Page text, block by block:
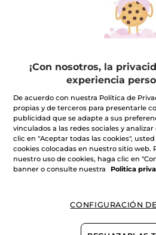
Para cualquier cuestión, puede
ESPECIFICOS
ANTI-EDAD
COMPLETA TUS
*La duración de nuestros
TRATAMIENTOS
¡Con nosotros, la
experiencia
De acuerdo con nuestra Política de
propias y de terceros para presentarle
publicidad que se adapte a sus
vinculados a las redes sociales y
clic en "Aceptar todas las cookies",
cookies colocadas en nuestro sitio web.
nuestro uso de cookies, haga clic en
banner o consulte nuestra
Politica
CONFIGURACIÓN